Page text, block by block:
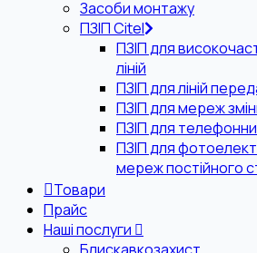
Засоби монтажу
ПЗІП Citel
ПЗІП для
ліній
ПЗІП для ліній
ПЗІП для мереж
ПЗІП для
ПЗІП для
мереж постійного
Товари
Прайс
Наші послуги